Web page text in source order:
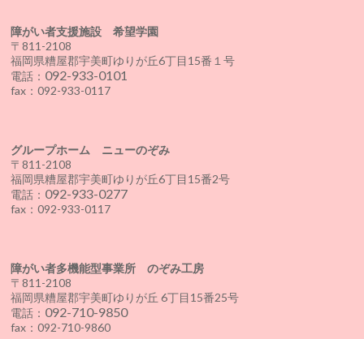
障がい者支援施設 希望学園
〒811-2108
福岡県糟屋郡宇美町ゆりが丘6丁目15番１号
電話： 092-933-0101
fax：092-933-0117
グループホーム ニューのぞみ
〒811-2108
福岡県糟屋郡宇美町ゆりが丘6丁目15番2号
電話： 092-933-0277
fax：092-933-0117
障がい者多機能型事業所 のぞみ工房
〒811-2108
福岡県糟屋郡宇美町ゆりが丘 6丁目15番25号
電話： 092-710-9850
fax：092-710-9860